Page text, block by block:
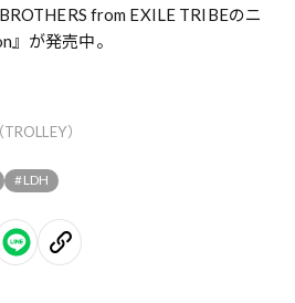
from EXILE TRIBEのニ
』が発売中。
）
#LDH